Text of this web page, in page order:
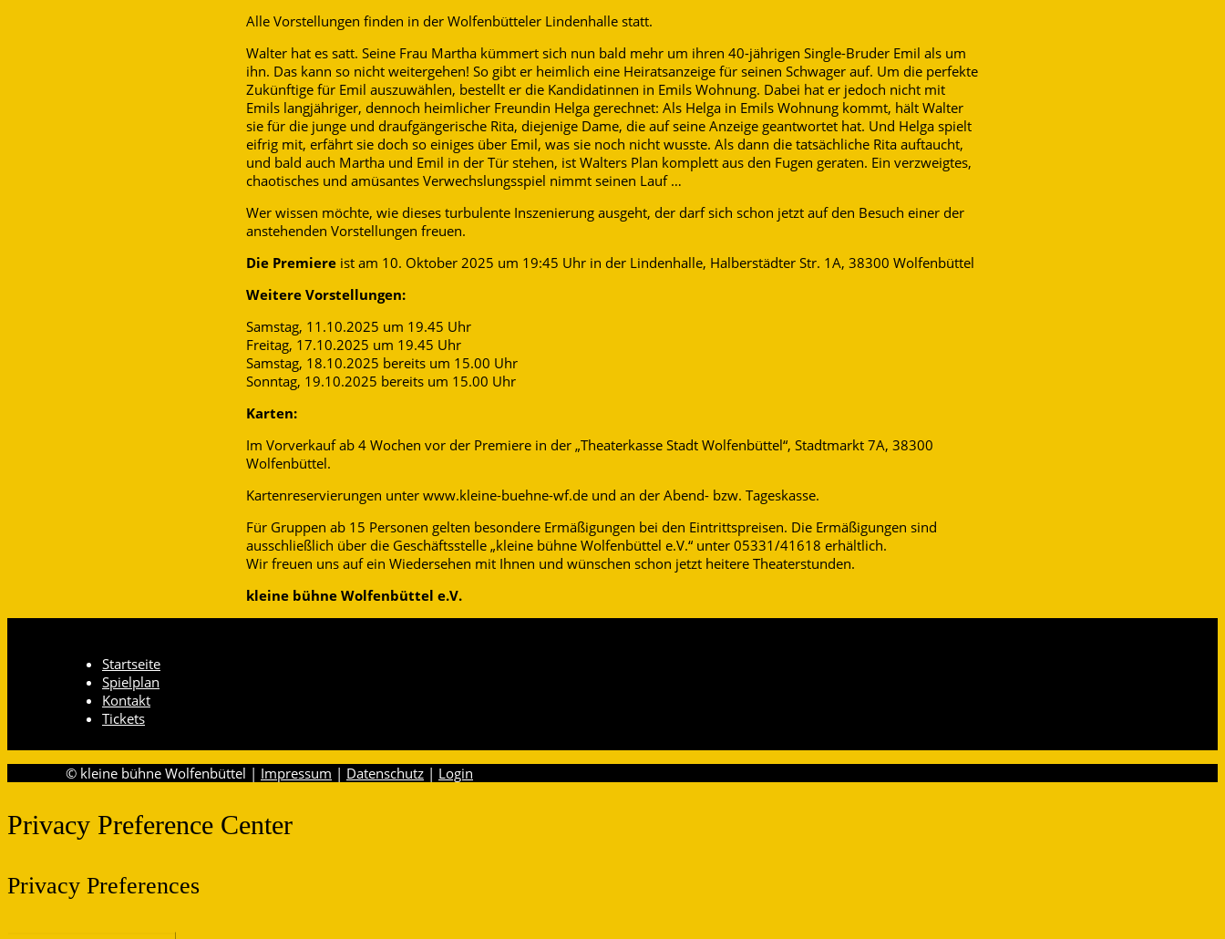
Alle Vorstellungen finden in der Wolfenbütteler Lindenhalle statt.
Walter hat es satt. Seine Frau Martha kümmert sich nun bald mehr um ihren 40-jährigen Single-Bruder Emil als um
ihn. Das kann so nicht weitergehen! So gibt er heimlich eine Heiratsanzeige für seinen Schwager auf. Um die perfekte
Zukünftige für Emil auszuwählen, bestellt er die Kandidatinnen in Emils Wohnung. Dabei hat er jedoch nicht mit
Emils langjähriger, dennoch heimlicher Freundin Helga gerechnet: Als Helga in Emils Wohnung kommt, hält Walter
sie für die junge und draufgängerische Rita, diejenige Dame, die auf seine Anzeige geantwortet hat. Und Helga spielt
eifrig mit, erfährt sie doch so einiges über Emil, was sie noch nicht wusste. Als dann die tatsächliche Rita auftaucht,
und bald auch Martha und Emil in der Tür stehen, ist Walters Plan komplett aus den Fugen geraten. Ein verzweigtes,
chaotisches und amüsantes Verwechslungsspiel nimmt seinen Lauf …
Wer wissen möchte, wie dieses turbulente Inszenierung ausgeht, der darf sich schon jetzt auf den Besuch einer der
anstehenden Vorstellungen freuen.
Die Premiere ist am 10. Oktober 2025 um 19:45 Uhr in der Lindenhalle, Halberstädter Str. 1A, 38300 Wolfenbüttel
Weitere Vorstellungen:
Samstag, 11.10.2025 um 19.45 Uhr
Freitag, 17.10.2025 um 19.45 Uhr
Samstag, 18.10.2025 bereits um 15.00 Uhr
Sonntag, 19.10.2025 bereits um 15.00 Uhr
Karten:
Im Vorverkauf ab 4 Wochen vor der Premiere in der „Theaterkasse Stadt Wolfenbüttel“, Stadtmarkt 7A, 38300
Wolfenbüttel.
Kartenreservierungen unter www.kleine-buehne-wf.de und an der Abend- bzw. Tageskasse.
Für Gruppen ab 15 Personen gelten besondere Ermäßigungen bei den Eintrittspreisen. Die Ermäßigungen sind
ausschließlich über die Geschäftsstelle „kleine bühne Wolfenbüttel e.V.“ unter 05331/41618 erhältlich.
Wir freuen uns auf ein Wiedersehen mit Ihnen und wünschen schon jetzt heitere Theaterstunden.
kleine bühne Wolfenbüttel e.V.
Startseite
Spielplan
Kontakt
Tickets
© kleine bühne Wolfenbüttel | Impressum | Datenschutz | Login
Privacy Preference Center
Privacy Preferences